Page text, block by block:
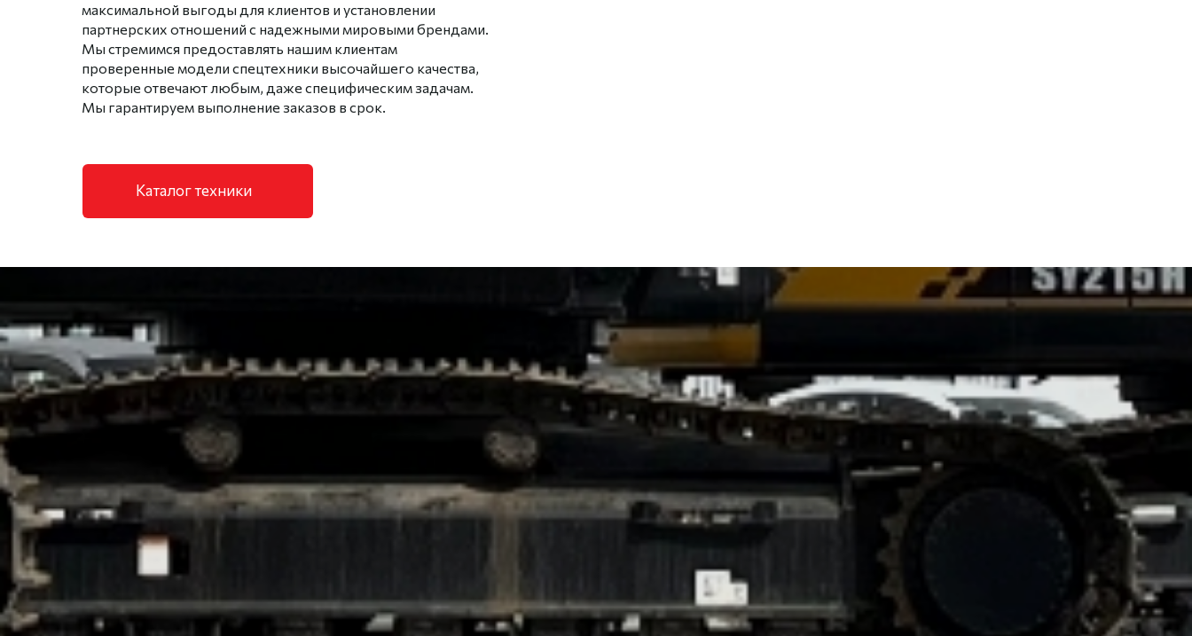
максимальной выгоды для клиентов и установлении
партнерских отношений с надежными мировыми брендами.
Мы стремимся предоставлять нашим клиентам
проверенные модели спецтехники высочайшего качества,
которые отвечают любым, даже специфическим задачам.
Мы гарантируем выполнение заказов в срок.
Работаем с 1996 года
На протяжении более 27 лет наша
компания остается верной своему
видению создания
высокотехнологичной и надежной
компании с безупречной репутацией
Партнерство с лучшими
Наши партнеры — это надежные
мировые бренды, и наши клиенты
получают проверенные модели
спецтехники высочайшего качества
для любых задач и достижения новых
высот в бизнесе
ремонте и обслуживании спецтехники
мы построили собственную сеть
станций технического обслуживания в
12+ городах по всей России
Каталог техники